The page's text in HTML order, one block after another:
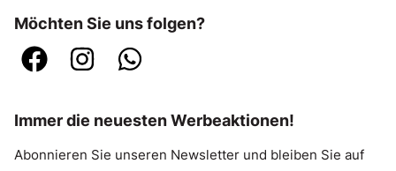
Möchten Sie uns folgen?
Immer die neuesten Werbeaktionen!
Abonnieren Sie unseren Newsletter und bleiben Sie auf